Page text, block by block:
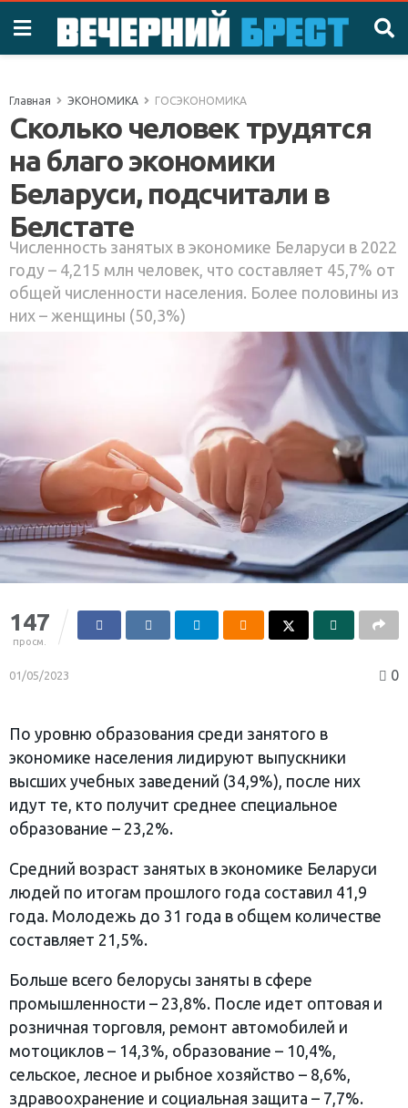
Главная ЭКОНОМИКА ГОСЭКОНОМИКА
Сколько человек трудятся
на благо экономики
Беларуси, подсчитали в
Белстате
Численность занятых в экономике Беларуси в 2022
году – 4,215 млн человек, что составляет 45,7% от
общей численности населения. Более половины из
них – женщины (50,3%)
147
просм.
01/05/2023 0
По уровню образования среди занятого в
экономике населения лидируют выпускники
высших учебных заведений (34,9%), после них
идут те, кто получит среднее специальное
образование – 23,2%.
Средний возраст занятых в экономике Беларуси
людей по итогам прошлого года составил 41,9
года. Молодежь до 31 года в общем количестве
составляет 21,5%.
Больше всего белорусы заняты в сфере
промышленности – 23,8%. После идет оптовая и
розничная торговля, ремонт автомобилей и
мотоциклов – 14,3%, образование – 10,4%,
сельское, лесное и рыбное хозяйство – 8,6%,
здравоохранение и социальная защита – 7,7%.